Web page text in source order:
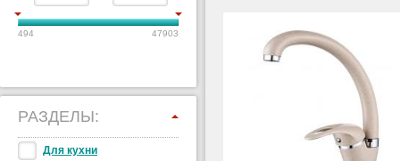
494 47903
РАЗДЕЛЫ:
Для кухни